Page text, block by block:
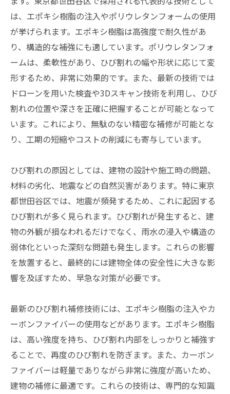
は、エポキシ樹脂の注入やポリウレタンフォームの使用
が挙げられます。エポキシ樹脂は高強度で耐久性があ
り、構造的な補強にも適しています。ポリウレタンフォ
ームは、柔軟性があり、ひび割れの幅や形状に応じて変
形するため、非常に効果的です。また、最新の技術では
ドローンを用いた検査や3Dスキャン技術を利用し、ひび
割れの位置や深さを正確に把握することが可能となって
います。これにより、無駄のない精密な補修が可能とな
り、工期の短縮やコストの削減にも寄与しています。
ひび割れの原因としては、建物の設計や施工時の問題、
材料の劣化、地震などの自然災害があります。特に東京
都世田谷区では、地震が頻発するため、これに起因する
ひび割れが多く見られます。ひび割れが発生すると、建
物の外観が損なわれるだけでなく、雨水の浸入や構造の
弱体化といった深刻な問題も発生します。これらの影響
を放置すると、最終的には建物全体の安全性に大きな影
響を及ぼすため、早急な対策が必要です。
最新のひび割れ補修技術には、エポキシ樹脂の注入やカ
ーボンファイバーの使用などがあります。エポキシ樹脂
は、高い強度を持ち、ひび割れ内部をしっかりと補強す
ることで、再度のひび割れを防ぎます。また、カーボン
ファイバーは軽量でありながら非常に強度が高いため、
建物の補修に最適です。これらの技術は、専門的な知識